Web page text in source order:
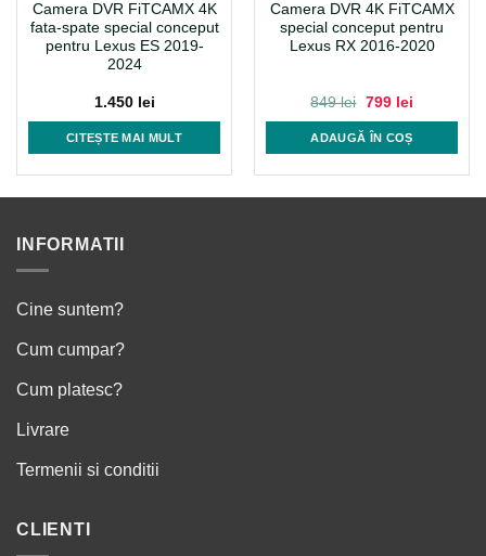
Camera DVR FiTCAMX 4K
fata-spate special conceput
pentru Lexus ES 2019-
2024
1.450 lei
CITEȘTE MAI MULT
Camera DVR 4K FiTCAMX
special conceput pentru
Lexus RX 2016-2020
849lei Prețul
a
fost:
849 lei.
799 leiPrețul
799 lei.
ADAUGĂ ÎN COȘ
INFORMATII
Cine suntem?
Cum cumpar?
Cum platesc?
Livrare
Termenii si conditii
CLIENTI